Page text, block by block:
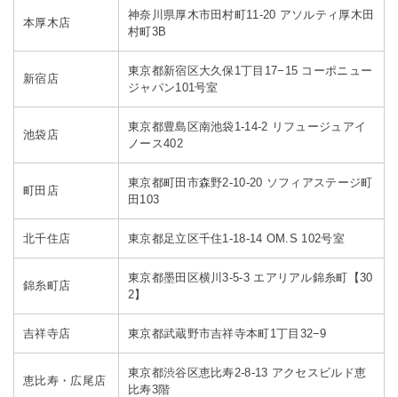
本厚木店
神奈川県厚木市田村町11-20 アソルティ厚木田
村町3B
新宿店
東京都新宿区大久保1丁目17−15 コーポニュー
ジャパン101号室
池袋店
東京都豊島区南池袋1-14-2 リフュージュアイ
ノース402
町田店
東京都町田市森野2-10-20 ソフィアステージ町
田103
北千住店 東京都足立区千住1-18-14 OM.S 102号室
錦糸町店
東京都墨田区横川3-5-3 エアリアル錦糸町【30
2】
吉祥寺店 東京都武蔵野市吉祥寺本町1丁目32−9
恵比寿・広尾店
東京都渋谷区恵比寿2-8-13 アクセスビルド恵
比寿3階